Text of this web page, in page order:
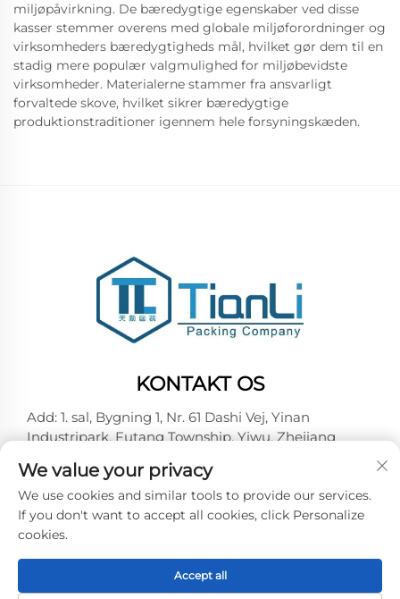
miljøpåvirkning. De bæredygtige egenskaber ved disse
kasser stemmer overens med globale miljøforordninger og
virksomheders bæredygtigheds mål, hvilket gør dem til en
stadig mere populær valgmulighed for miljøbevidste
virksomheder. Materialerne stammer fra ansvarligt
forvaltede skove, hvilket sikrer bæredygtige
produktionstraditioner igennem hele forsyningskæden.
KONTAKT OS
Add: 1. sal, Bygning 1, Nr. 61 Dashi Vej, Yinan
Industripark, Futang Township, Yiwu, Zhejiang
Tel: +86-15727967357
E-mail:[email protected]
Copyright © 2025 Yiwu Tianli Packaging Co.,Ltd. Alle
rettigheder forbeholdes -
We value your privacy
We use cookies and similar tools to provide our services.
If you don't want to accept all cookies, click Personalize
cookies.
Accept all